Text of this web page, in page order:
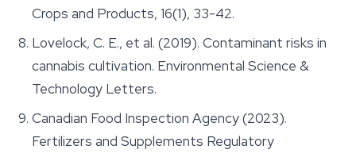
Crops and Products, 16(1), 33-42.
Lovelock, C. E., et al. (2019). Contaminant risks in
cannabis cultivation. Environmental Science &
Technology Letters.
Canadian Food Inspection Agency (2023).
Fertilizers and Supplements Regulatory